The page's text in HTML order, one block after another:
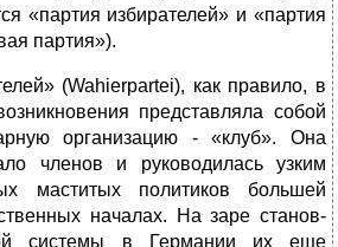
«партия избирателей» и «партия
партия»).
(Wahierpartei), как правило, в
представляла собой
организацию - «клуб». Она
членов и руководилась узким
мас­титых политиков большей
началах. На заре станов­
системы в Германии их еще